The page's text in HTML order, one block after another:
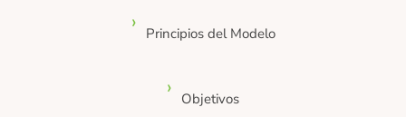
Principios del Modelo
Objetivos